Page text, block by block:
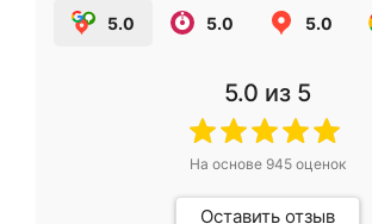
5.0 5.0 5.0
5.0 из 5
На основе 945оценок
Оставить отзыв